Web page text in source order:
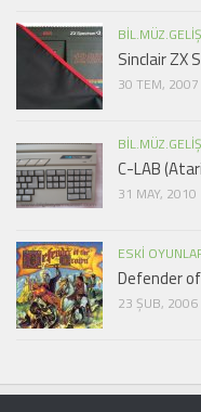
Sinclair ZX
30 TEM, 2007
C-LAB
31 MAY, 2010
ESKI
Defender
23 ŞUB, 2006